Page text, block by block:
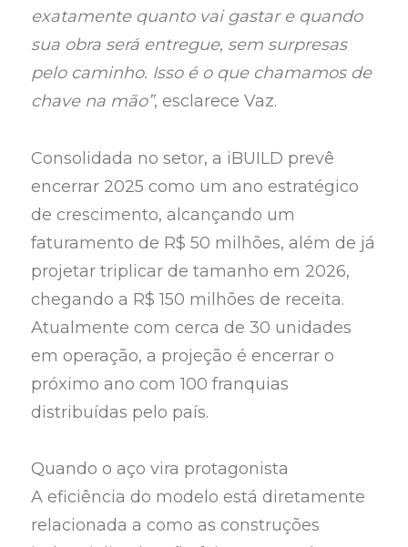
exatamente quanto vai gastar e quando
sua obra será entregue, sem surpresas
pelo caminho. Isso é o que chamamos de
chave na mão”, esclarece Vaz.
Consolidada no setor, a iBUILD prevê
encerrar 2025 como um ano estratégico
de crescimento, alcançando um
faturamento de R$ 50 milhões, além de já
projetar triplicar de tamanho em 2026,
chegando a R$ 150 milhões de receita.
Atualmente com cerca de 30 unidades
em operação, a projeção é encerrar o
próximo ano com 100 franquias
distribuídas pelo país.
Quando o aço vira protagonista
A eficiência do modelo está diretamente
relacionada a como as construções